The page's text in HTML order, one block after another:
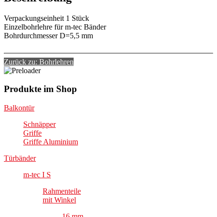
Verpackungseinheit 1 Stück
Einzelbohrlehre für m-tec Bänder
Bohrdurchmesser D=5,5 mm
Zurück zu: Bohrlehren
Produkte im Shop
Balkontür
Schnäpper
Griffe
Griffe Aluminium
Türbänder
m-tec I S
Rahmenteile
mit Winkel